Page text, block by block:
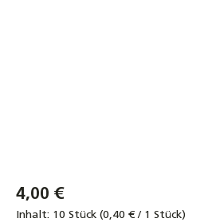
4,00 €
Inhalt: 10 Stück (0,40 € / 1 Stück)